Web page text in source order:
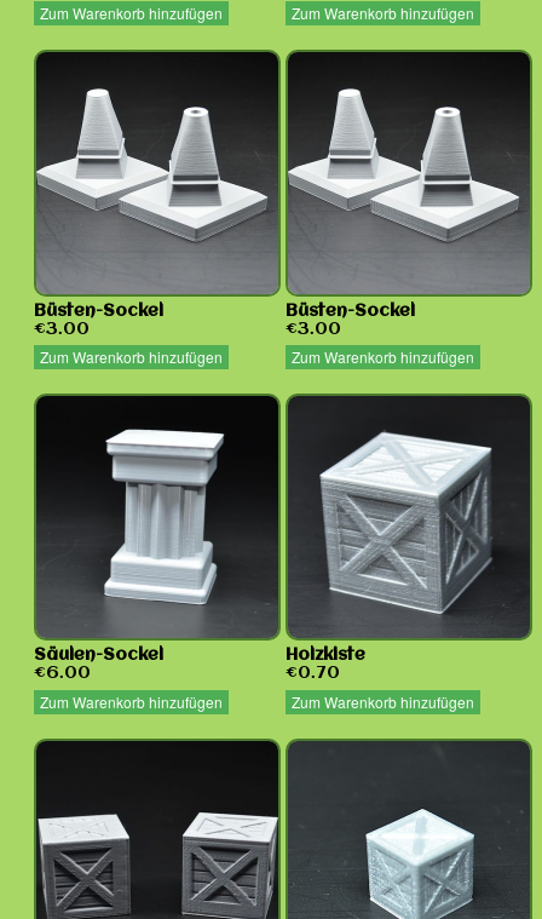
Zum Warenkorb hinzufügen Zum Warenkorb hinzufügen
Büsten-Sockel
€3.00
Zum Warenkorb hinzufügen
Büsten-Sockel
€3.00
Zum Warenkorb hinzufügen
Säulen-Sockel
€6.00
Zum Warenkorb hinzufügen
Holzkiste
€0.70
Zum Warenkorb hinzufügen